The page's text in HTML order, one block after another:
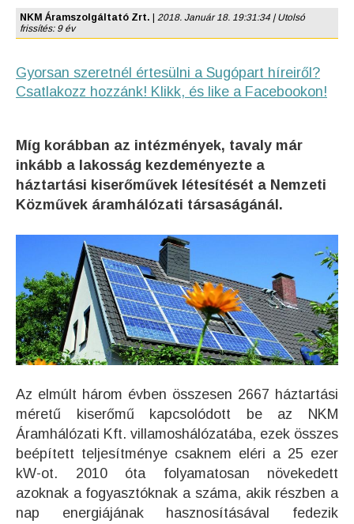
NKM Áramszolgáltató Zrt.
2018. Január 18. 19:31:34 | Utolsó
frissítés: 9 év
Gyorsan szeretnél értesülni a Sugópart híreiről?
Csatlakozz hozzánk! Klikk, és like a Facebookon!
Míg korábban az intézmények, tavaly már
inkább a lakosság kezdeményezte a
háztartási kiserőművek létesítését a Nemzeti
Közművek áramhálózati társaságánál.
Az elmúlt három évben összesen 2667 háztartási
méretű kiserőmű kapcsolódott be az NKM
Áramhálózati Kft. villamoshálózatába, ezek összes
beépített teljesítménye csaknem eléri a 25 ezer
kW-ot. 2010 óta folyamatosan növekedett
azoknak a fogyasztóknak a száma, akik részben a
nap energiájának hasznosításával fedezik